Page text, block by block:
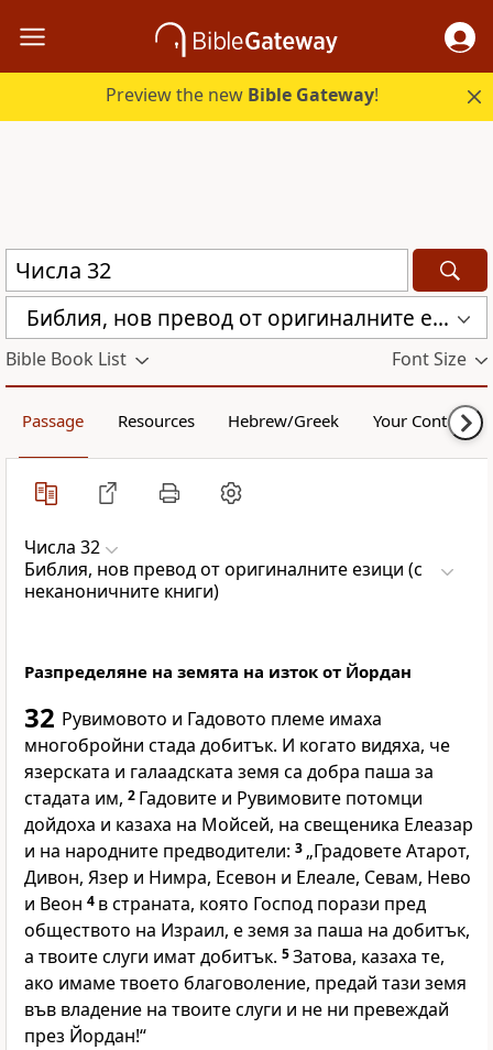
Preview the new Bible Gateway!
Библия, нов превод от оригиналните езици (с неканоничните книги) (CBT)
Bible Book List Font Size
Passage Resources Hebrew/Greek Your Content
Числа 32
Библия, нов превод от оригиналните езици (с
неканоничните книги)
Разпределяне на земята на изток от Йордан
32 Рувимовото и Гадовото племе имаха
многобройни стада добитък. И когато видяха, че
язерската и галаадската земя са добра паша за
стадата им, 2 Гадовите и Рувимовите потомци
дойдоха и казаха на Мойсей, на свещеника Елеазар
и на народните предводители: 3 „Градовете Атарот,
Дивон, Язер и Нимра, Есевон и Елеале, Севам, Нево
и Веон 4 в страната, която Господ порази пред
обществото на Израил, е земя за паша на добитък,
а твоите слуги имат добитък. 5Затова, казаха те,
ако имаме твоето благоволение, предай тази земя
във владение на твоите слуги и не ни превеждай
през Йордан!“